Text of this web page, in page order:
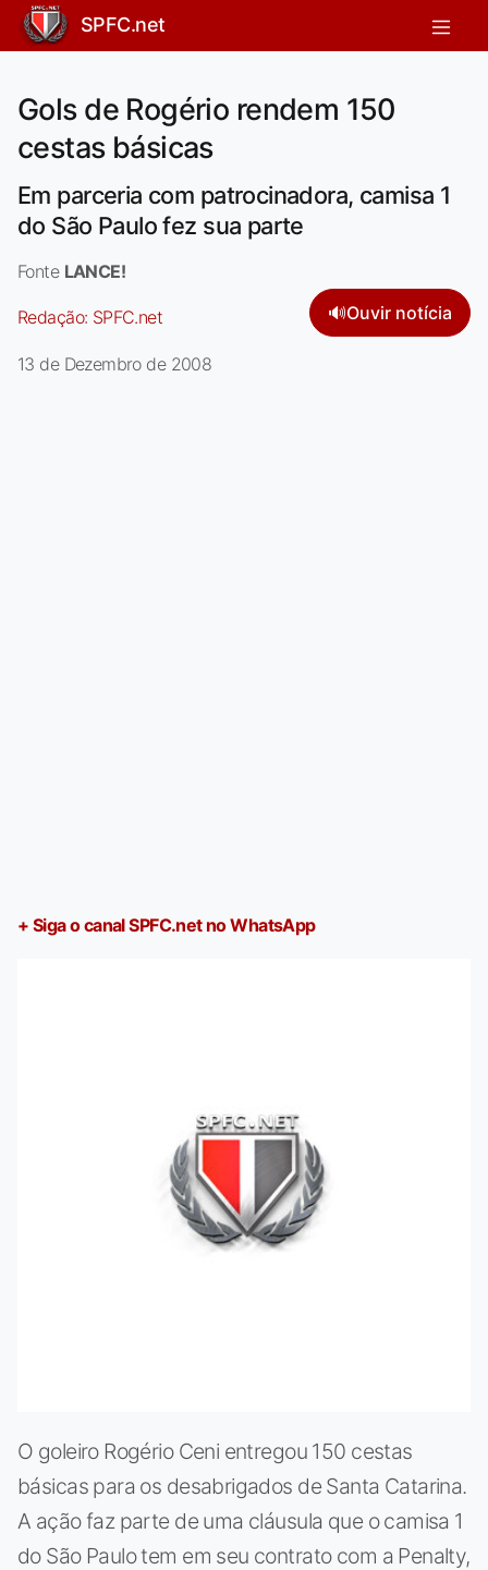
SPFC.net
Gols de Rogério rendem 150
cestas básicas
Em parceria com patrocinadora, camisa 1
do São Paulo fez sua parte
Fonte LANCE!
Redação: SPFC.net 🔊Ouvir notícia
13 de Dezembro de 2008
+ Siga o canal SPFC.net no WhatsApp
O goleiro Rogério Ceni entregou 150 cestas
básicas para os desabrigados de Santa Catarina.
A ação faz parte de uma cláusula que o camisa 1
do São Paulo tem em seu contrato com a Penalty,